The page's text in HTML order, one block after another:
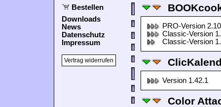
Bestellen
Downloads
News
Datenschutz
Impressum
Vertrag widerrufen
PRO-Version
Classic-Version
Classic-Version
Version 1.42.1
Color